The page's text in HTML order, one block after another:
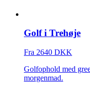
Golf i Trehøje
Fra 2640 DKK
Golfophold med
morgenmad.